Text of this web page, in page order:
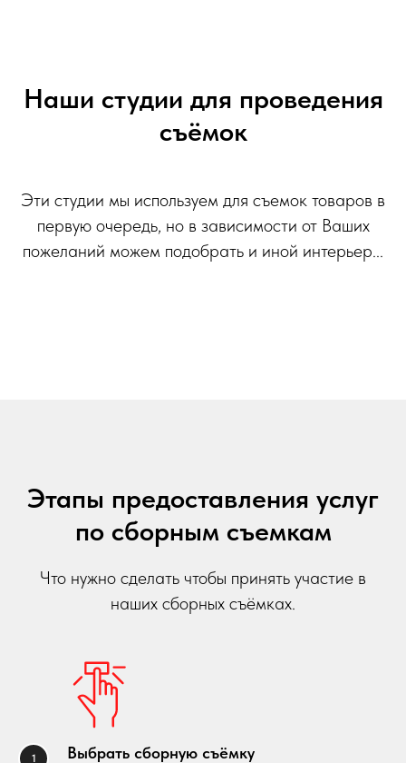
Наши студии для проведения
съёмок
Эти студии мы используем для съемок товаров в
первую очередь, но в зависимости от Ваших
пожеланий можем подобрать и иной интерьер...
Этапы предоставления услуг
по сборным съемкам
Что нужно сделать чтобы принять участие в
наших сборных съёмках.
Выбрать сборную съёмку